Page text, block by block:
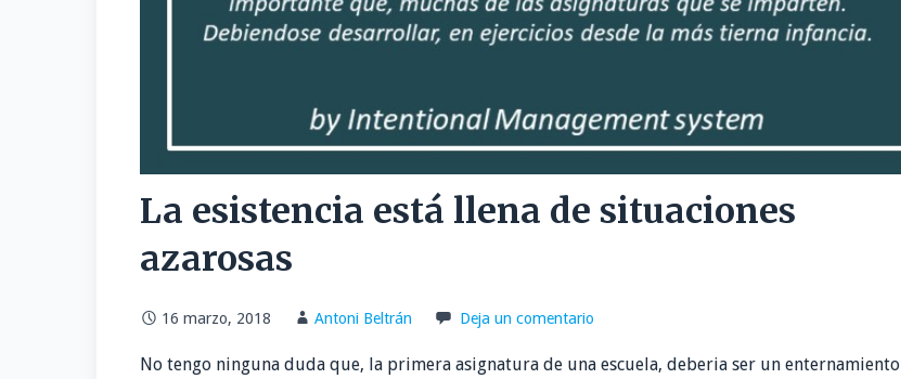
La esistencia está llena de situaciones
azarosas
16 marzo, 2018 Antoni Beltrán Deja un comentario
No tengo ninguna duda que, la primera asignatura de una escuela, deberia ser un enternamiento